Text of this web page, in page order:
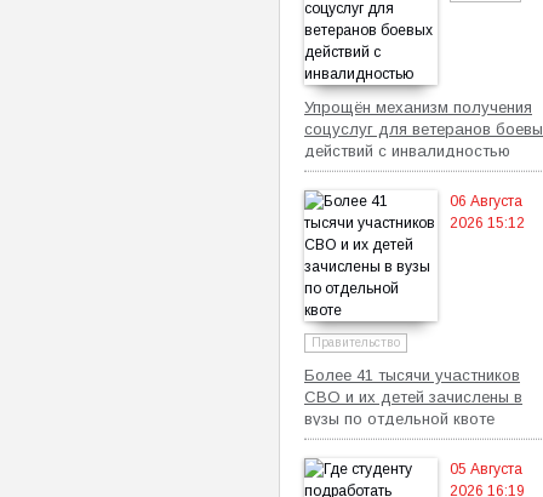
Упрощён механизм получения
соцуслуг для ветеранов
действий с инвалидностью
06 Августа
2026 15:12
Правительство
Более 41 тысячи участников
СВО и их детей зачислены в
вузы по отдельной квоте
05 Августа
2026 16:19